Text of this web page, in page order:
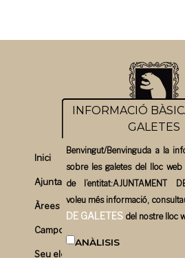
Inici
Ajuntament
Àrees
Campos un bon pla
Seu electrònica
INFORMACIÓ
GALETES
Benvingut/Benvinguda a la
sobre les galetes del lloc
de l’entitat:AJUNTAMENT
voleu més informació,
DE GALETES del nostre lloc
ANÀLISIS